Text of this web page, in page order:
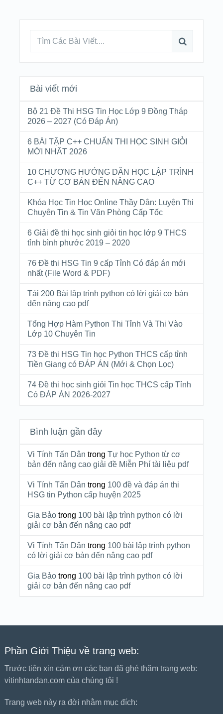
Bài viết mới
Bộ 21 Đề Thi HSG Tin Học Lớp 9 Đồng Tháp
2026 – 2027 (Có Đáp Án)
6 BÀI TẬP C++ CHUẨN THI HỌC SINH GIỎI
MỚI NHẤT 2026
10 CHƯƠNG HƯỚNG DẪN HỌC LẬP TRÌNH
C++ TỪ CƠ BẢN ĐẾN NÂNG CAO
Khóa Học Tin Học Online Thầy Dân: Luyện Thi
Chuyên Tin & Tin Văn Phòng Cấp Tốc
6 Giải đề thi học sinh giỏi tin học lớp 9 THCS
tỉnh bình phước 2019 – 2020
76 Đề thi HSG Tin 9 cấp Tỉnh Có đáp án mới
nhất (File Word & PDF)
Tải 200 Bài lập trình python có lời giải cơ bản
đến nâng cao pdf
Tổng Hợp Hàm Python Thi Tỉnh Và Thi Vào
Lớp 10 Chuyên Tin
73 Đề thi HSG Tin học Python THCS cấp tỉnh
Tiền Giang có ĐÁP ÁN (Mới & Chọn Lọc)
74 Đề thi học sinh giỏi Tin học THCS cấp Tỉnh
Có ĐÁP ÁN 2026-2027
Bình luận gần đây
Vi Tính Tấn Dân trong Tự học Python từ cơ
bản đến nâng cao giải đề Miễn Phí tài liệu pdf
Vi Tính Tấn Dân trong 100 đề và đáp án thi
HSG tin Python cấp huyện 2025
Gia Bảotrong 100 bài lập trình python có lời
giải cơ bản đến nâng cao pdf
Vi Tính Tấn Dân trong 100 bài lập trình python
có lời giải cơ bản đến nâng cao pdf
Gia Bảotrong 100 bài lập trình python có lời
giải cơ bản đến nâng cao pdf
Phần Giới Thiệu về trang web:
Trước tiên xin cám ơn các bạn đã ghé thăm trang web:
vitinhtandan.com của chúng tôi !
Trang web này ra đời nhằm mục đích: